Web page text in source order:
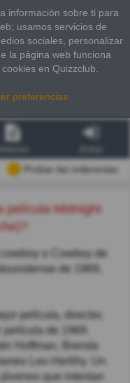
información sobre ti para
usamos servicios de
sociales, personalizar
la página web funciona
en Quizzclub.
preferencias
Probar las inderectas
o Cowboy de
de 1969,
película, director,
de 1969.
Hoffman, Brenda
Leo Herlihy. Un
que intentan